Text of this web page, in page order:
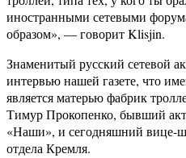
иностранными сетевыми
образом», — говорит Klisjin.
Знаменитый русский сетевой
интервью нашей газете, что
является матерью фабрик
Тимур Прокопенко, бывший
«Наши», и сегодняшний вице-
отдела Кремля.